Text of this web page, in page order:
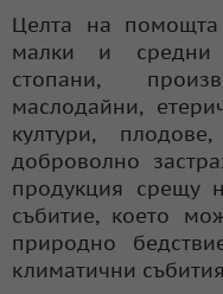
Целта на
малки и средни
стопани,
маслодайни,
култури,
доброволно
продукция срещу
събитие, което
природно
климатични